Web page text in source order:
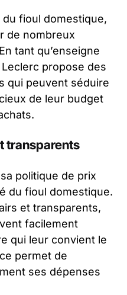
du fioul domestique,
de nombreux
tant qu’enseigne
propose des
qui peuvent séduire
de leur budget
transparents
politique de prix
du fioul domestique.
et transparents,
facilement
qui leur convient le
permet de
ses dépenses